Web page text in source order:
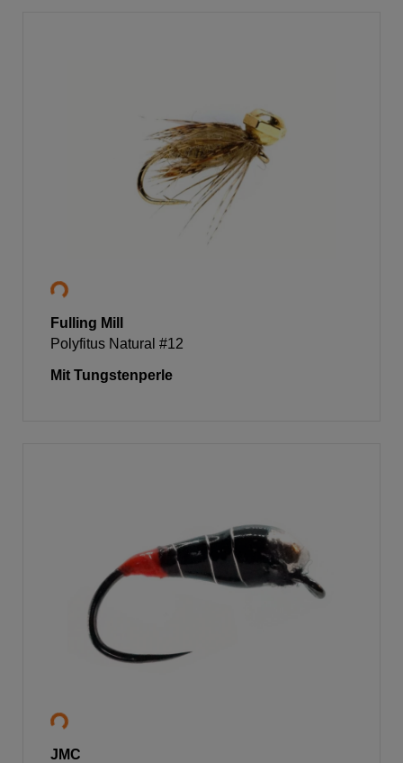
Fulling Mill
Polyfitus Natural #12
Mit Tungstenperle
JMC